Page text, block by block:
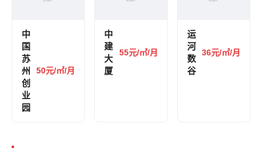
中
国
苏
州
创
业
园
50元/㎡/月
中
建
大
厦
55元/㎡/月
运
河
数
谷
36元/㎡/月